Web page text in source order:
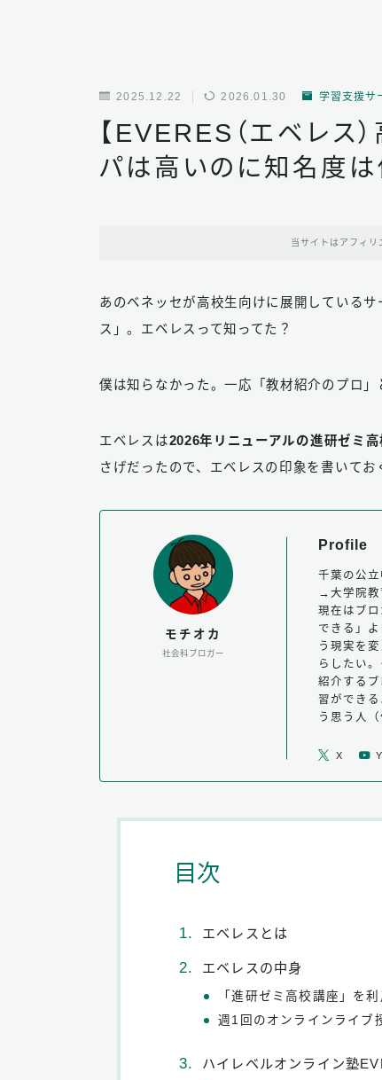
2025.12.22 2026.01.30 学習支援サ
【EVERES（エベレス
パは高いのに知名度は
当サイトはアフィ
あのベネッセが高校生向けに展開している
ス」。エベレスって知ってた？
僕は知らなかった。一応「教材紹介のプロ
エベレスは2026年リニューアルの進研ゼミ
さげだったので、エベレスの印象を書いてお
モチオカ
社会科ブロガー
Profile
千葉の公
→大学院教
現在はブ
できる」
う現実を
らしたい
紹介する
習ができ
う思う人
X
目次
エベレスとは
エベレスの中身
「進研ゼミ高校講座」を
週1回のオンラインライブ
ハイレベルオンライン塾